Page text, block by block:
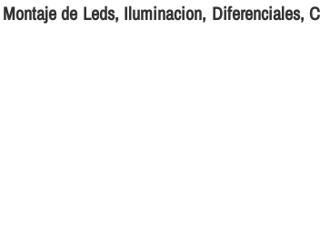
Montaje de Leds, Iluminacion, Diferenciales,